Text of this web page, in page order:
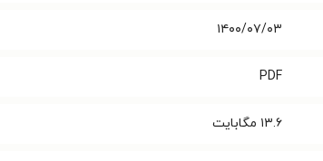
۱۴۰۰/۰۷/۰۳
PDF
۱۳.۶ مگابایت